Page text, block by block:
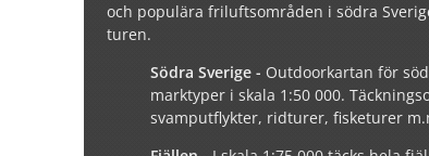
och populära friluftsområden i södra
turen.
Södra Sverige - Outdoorkartan för
marktyper i skala 1:50 000.
svamputflykter, ridturer, fisketurer